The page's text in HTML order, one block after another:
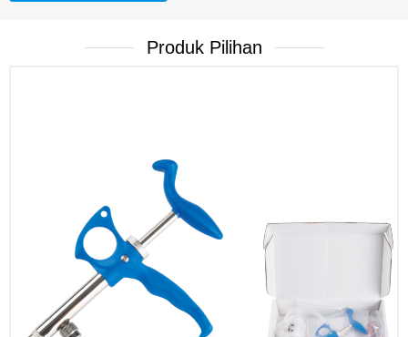
Produk Pilihan